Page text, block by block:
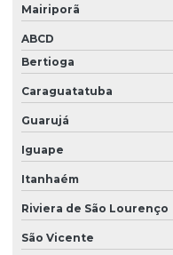
Mairiporã
ABCD
Bertioga
Caraguatatuba
Guarujá
Iguape
Itanhaém
Riviera de São Lourenço
São Vicente